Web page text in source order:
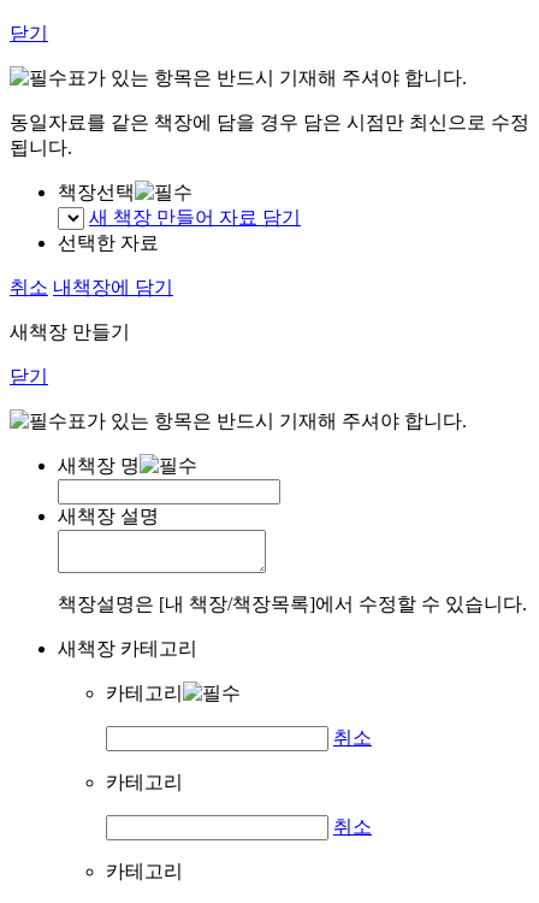
닫기
표가 있는 항목은 반드시 기재해 주셔야 합니다.
동일자료를 같은 책장에 담을 경우 담은 시점만 최신으로 수정
됩니다.
책장선택
새 책장 만들어 자료 담기
선택한 자료
취소 내책장에 담기
새책장 만들기
닫기
표가 있는 항목은 반드시 기재해 주셔야 합니다.
새책장 명
새책장 설명
책장설명은 [내 책장/책장목록]에서 수정할 수 있습니다.
새책장 카테고리
카테고리
취소
카테고리
취소
카테고리